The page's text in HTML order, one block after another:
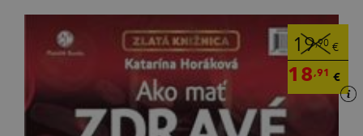
19,90 €
18,91 €